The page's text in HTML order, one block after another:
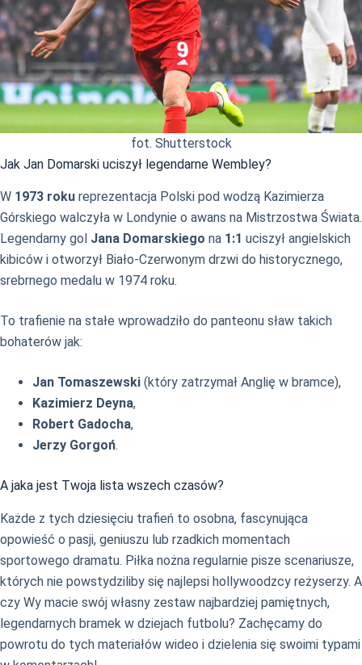
fot. Shutterstock
Jak Jan Domarski uciszył legendarne Wembley?
W 1973 roku reprezentacja Polski pod wodzą Kazimierza
Górskiego walczyła w Londynie o awans na Mistrzostwa Świata.
Legendarny gol Jana Domarskiego na 1:1 uciszył angielskich
kibiców i otworzył Biało-Czerwonym drzwi do historycznego,
srebrnego medalu w 1974 roku.
To trafienie na stałe wprowadziło do panteonu sław takich
bohaterów jak:
Jan Tomaszewski (który zatrzymał Anglię w bramce),
Kazimierz Deyna,
Robert Gadocha,
Jerzy Gorgoń.
A jaka jest Twoja lista wszech czasów?
Każde z tych dziesięciu trafień to osobna, fascynująca
opowieść o pasji, geniuszu lub rzadkich momentach
sportowego dramatu. Piłka nożna regularnie pisze scenariusze,
których nie powstydziliby się najlepsi hollywoodzcy reżyserzy. A
czy Wy macie swój własny zestaw najbardziej pamiętnych,
legendarnych bramek w dziejach futbolu? Zachęcamy do
powrotu do tych materiałów wideo i dzielenia się swoimi typami